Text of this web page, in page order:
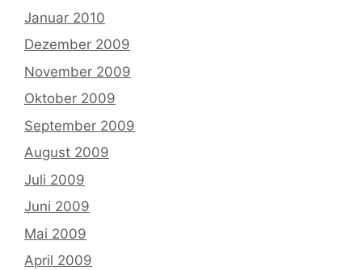
Januar 2010
Dezember 2009
November 2009
Oktober 2009
September 2009
August 2009
Juli 2009
Juni 2009
Mai 2009
April 2009